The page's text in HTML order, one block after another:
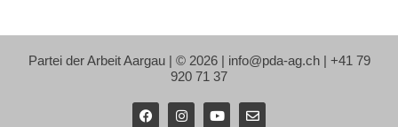
Partei der Arbeit Aargau | © 2026 | info@pda-ag.ch | +41 79
920 71 37